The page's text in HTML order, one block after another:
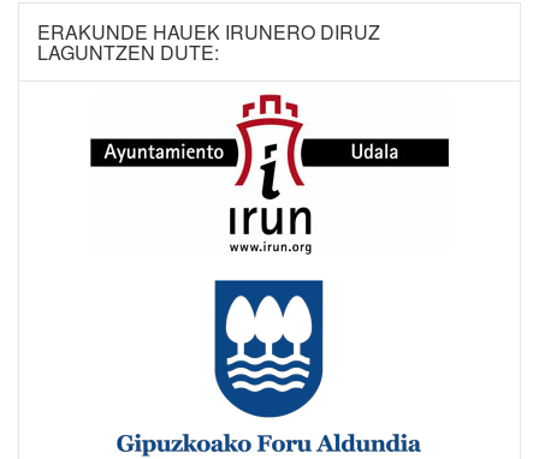
ERAKUNDE HAUEK IRUNERO DIRUZ
LAGUNTZEN DUTE: